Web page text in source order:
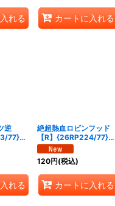
れる カートに入れる
逆
77}
れる
絶超熱血ロビンフッド
【R】{26RP224/77}
《多》
120円(税込)
カートに入れる